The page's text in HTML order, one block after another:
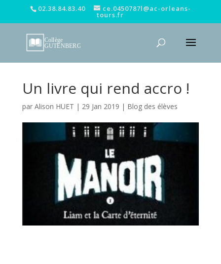
02.38.84.83.40 ce.0450787l@ac-orleans-
tours.fr
Un livre qui rend accro !
par Alison HUET | 29 Jan 2019 | Blog des élèves